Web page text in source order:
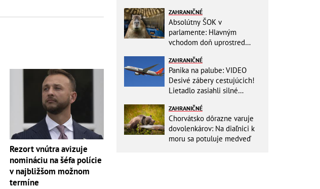
Rezort vnútra avizuje
nomináciu na šéfa polície
v najbližšom možnom
termíne
toalety
ZAHRANIČNÉ
Absolútny ŠOK v
parlamente: Hlavným
vchodom doň uprostred
KAPYBARY, kde sa tam
nabrali?
ZAHRANIČNÉ
Panika na palube: VIDEO
Desivé zábery cestujúcich!
Lietadlo zasiahli silné
ZAHRANIČNÉ
Chorvátsko dôrazne varuje
dovolenkárov: Na diaľnici k
moru sa potuluje medveď